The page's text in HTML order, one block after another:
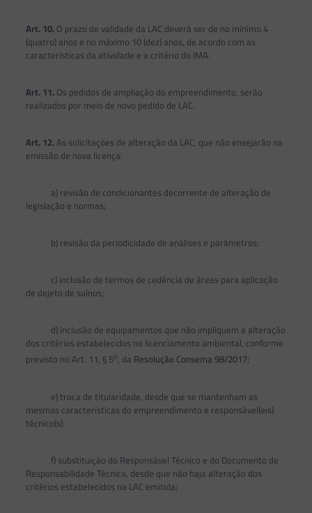
Art. 10.O prazo de validade da LAC deverá ser de no mínimo 4
(quatro) anos e no máximo 10 (dez) anos, de acordo com as
características da atividade e a critério do IMA.
Art. 11.Os pedidos de ampliação do empreendimento, serão
realizados por meio de novo pedido de LAC.
Art. 12.As solicitações de alteração da LAC, que não ensejarão na
emissão de nova licença:
a) revisão de condicionantes decorrente de alteração de
legislação e normas;
b) revisão da periodicidade de análises e parâmetros;
c) inclusão de termos de cedência de áreas para aplicação
de dejeto de suínos;
d) inclusão de equipamentos que não impliquem a alteração
dos critérios estabelecidos no licenciamento ambiental, conforme
previsto no Art. 11, § 5o, da Resolução Consema 98/2017;
e) troca de titularidade, desde que se mantenham as
mesmas características do empreendimento e responsável(eis)
técnico(s).
f) substituição do Responsável Técnico e do Documento de
Responsabilidade Técnica, desde que não haja alteração dos
critérios estabelecidos na LAC emitida;